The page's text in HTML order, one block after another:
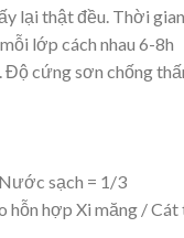
lại thật đều. Thời
lớp cách nhau 6-8h
cứng sơn chống
sạch = 1/3
hỗn hợp Xi măng /